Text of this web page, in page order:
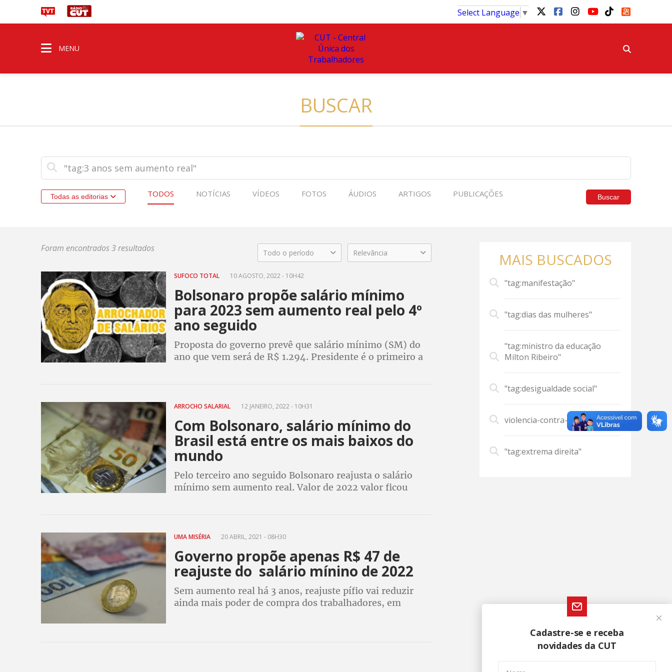
Select Language ▼
MENU
BUSCAR
Todas as editorias TODOS NOTÍCIAS VÍDEOS FOTOS ÁUDIOS ARTIGOS PUBLICAÇÕES Buscar
Foram encontrados 3 resultados Todo o período Relevância
SUFOCO TOTAL 10 AGOSTO, 2022 - 10H42
Bolsonaro propõe salário mínimo
para 2023 sem aumento real pelo 4º
ano seguido
Proposta do governo prevê que salário mínimo (SM) do
ano que vem será de R$ 1.294. Presidente é o primeiro a
ARROCHO SALARIAL 12 JANEIRO, 2022 - 10H31
Com Bolsonaro, salário mínimo do
Brasil está entre os mais baixos do
mundo
Pelo terceiro ano seguido Bolsonaro reajusta o salário
mínimo sem aumento real. Valor de 2022 valor ficou
UMA MISÉRIA 20 ABRIL, 2021 - 08H30
Governo propõe apenas R$ 47 de
reajuste do salário mínino de 2022
Sem aumento real há 3 anos, reajuste pífio vai reduzir
ainda mais poder de compra dos trabalhadores, em
MAIS BUSCADOS
"tag:manifestação"
"tag:dias das mulheres"
"tag:ministro da educação
Milton Ribeiro"
"tag:desigualdade social"
violencia-contra-mulher
"tag:extrema direita"
Cadastre-se e receba
novidades da CUT